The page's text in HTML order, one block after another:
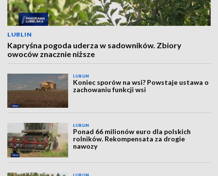
LUBLIN
Kapryśna pogoda uderza w sadowników. Zbiory
owoców znacznie niższe
LUBLIN
Koniec sporów na wsi? Powstaje ustawa o
zachowaniu funkcji wsi
LUBLIN
Ponad 66 milionów euro dla polskich
rolników. Rekompensata za drogie
nawozy
LUBLIN